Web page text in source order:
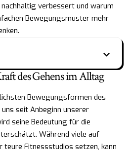
nachhaltig verbessert und warum
Bewegungsmuster mehr
des Gehens im Alltag
Bewegungsformen des
seit Anbeginn unserer
seine Bedeutung für die
Während viele auf
teure Fitnessstudios setzen, kann